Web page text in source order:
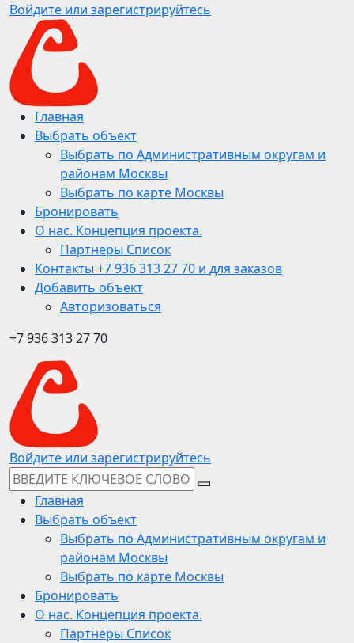
Войдите или зарегистрируйтесь
Главная
Выбрать объект
Выбрать по Административным округам и
районам Москвы
Выбрать по карте Москвы
Бронировать
О нас. Концепция проекта.
Партнеры Список
Контакты +7 936 313 27 70 и для заказов
Добавить объект
Авторизоваться
+7 936 313 27 70
Войдите или зарегистрируйтесь
Главная
Выбрать объект
Выбрать по Административным округам и
районам Москвы
Выбрать по карте Москвы
Бронировать
О нас. Концепция проекта.
Партнеры Список